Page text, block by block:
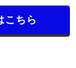
こちら